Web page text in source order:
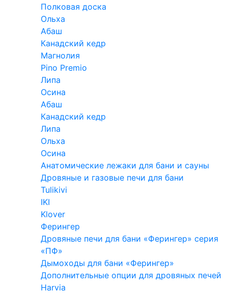
Полковая доска
Ольха
Абаш
Канадский кедр
Магнолия
Pino Premio
Липа
Осина
Абаш
Канадский кедр
Липа
Ольха
Осина
Анатомические лежаки для бани и сауны
Дровяные и газовые печи для бани
Tulikivi
IKI
Klover
Ферингер
Дровяные печи для бани «Ферингер» серия
«ПФ»
Дымоходы для бани «Ферингер»
Дополнительные опции для дровяных печей
Harvia